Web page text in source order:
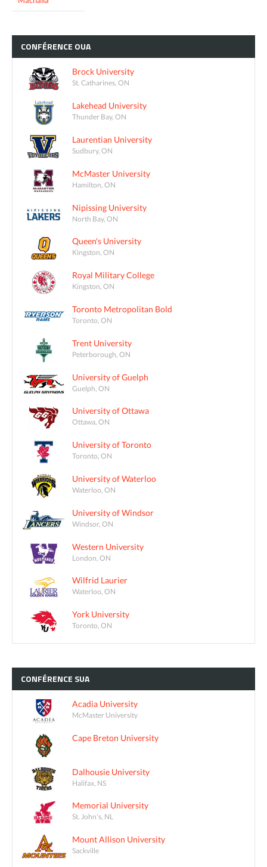
CONFÉRENCE OUA
Brock University
St. Catharines, ON
Lakehead University
Thunder Bay, ON
Laurentian University
Sudbury, ON
McMaster University
Hamilton, ON
Nipissing University
North Bay, ON
Queen's University
Kingston, ON
Royal Military College
Kingston, ON
Toronto Metropolitan Bold
Toronto, ON
Trent University
Peterborough, ON
University of Guelph
Guelph, ON
University of Ottawa
Ottawa, ON
University of Toronto
Toronto, ON
University of Waterloo
Waterloo, ON
University of Windsor
Windsor, ON
Western University
London, ON
Wilfrid Laurier
Waterloo, ON
York University
Toronto, ON
CONFÉRENCE SUA
Acadia University
McMaster University
Cape Breton University
Dalhousie University
Halifax, NS
Memorial University
St. John's, NL
Mount Allison University
Sackville